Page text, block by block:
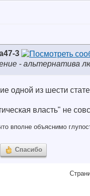
3
- альтернатива
одной из шести
власть" не
вполне объяснимо
Спасибо